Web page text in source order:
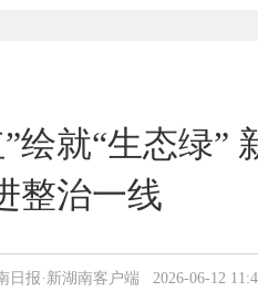
绘就“生态绿”
整治一线
报·新湖南客户端 2026-06-12